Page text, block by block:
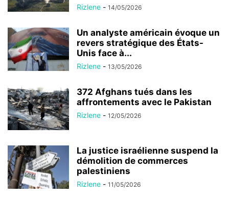
Rizlene - 14/05/2026
Un analyste américain évoque un
revers stratégique des États-
Unis face à...
Rizlene - 13/05/2026
372 Afghans tués dans les
affrontements avec le Pakistan
Rizlene - 12/05/2026
La justice israélienne suspend la
démolition de commerces
palestiniens
Rizlene - 11/05/2026